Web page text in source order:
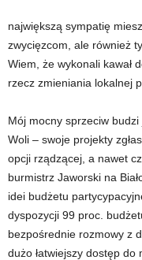
największą sympatię
zwycięzcom, ale również
Wiem, że wykonali kawał
rzecz zmieniania lokalnej
Mój mocny sprzeciw
Woli – swoje projekty
opcji rządzącej, a nawet
burmistrz Jaworski na
idei budżetu
dyspozycji 99 proc.
bezpośrednie rozmowy z
dużo łatwiejszy dostęp do